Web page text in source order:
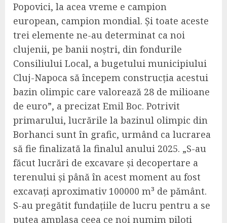
Popovici, la acea vreme e campion
european, campion mondial. Și toate aceste
trei elemente ne-au determinat ca noi
clujenii, pe banii noștri, din fondurile
Consiliului Local, a bugetului municipiului
Cluj-Napoca să începem construcția acestui
bazin olimpic care valorează 28 de milioane
de euro”, a precizat Emil Boc. Potrivit
primarului, lucrările la bazinul olimpic din
Borhanci sunt în grafic, urmând ca lucrarea
să fie finalizată la finalul anului 2025. „S-au
făcut lucrări de excavare și decopertare a
terenului și până în acest moment au fost
excavați aproximativ 100000 m³ de pământ.
S-au pregătit fundațiile de lucru pentru a se
putea amplasa ceea ce noi numim piloți